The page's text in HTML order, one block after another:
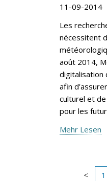
11-09-2014
Les
nécessitent
août 2014,
digitalisation
afin
culturel et
pour les
Mehr Lesen
1